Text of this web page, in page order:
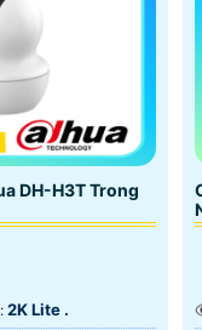
ảnh sắt nét giá rẻ
wifi chất lượng full
DH-H3T Trong
2K Lite .